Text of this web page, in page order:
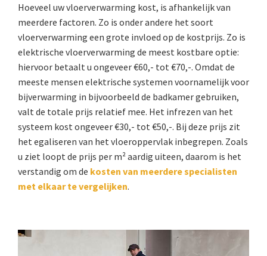
Hoeveel uw vloerverwarming kost, is afhankelijk van
meerdere factoren. Zo is onder andere het soort
vloerverwarming een grote invloed op de kostprijs. Zo is
elektrische vloerverwarming de meest kostbare optie:
hiervoor betaalt u ongeveer €60,- tot €70,-. Omdat de
meeste mensen elektrische systemen voornamelijk voor
bijverwarming in bijvoorbeeld de badkamer gebruiken,
valt de totale prijs relatief mee. Het infrezen van het
systeem kost ongeveer €30,- tot €50,-. Bij deze prijs zit
het egaliseren van het vloeroppervlak inbegrepen. Zoals
u ziet loopt de prijs per m² aardig uiteen, daarom is het
verstandig om de kosten van meerdere specialisten
met elkaar te vergelijken.